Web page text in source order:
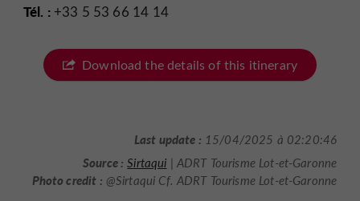
Tél. :+33 5 53 66 14 14
Download the details of this itinerary
Last update : 15/04/2025 à 02:20:46
Source : Sirtaqui | ADRT Tourisme Lot-et-Garonne
Photo credit : @Sirtaqui Cf. ADRT Tourisme Lot-et-Garonne